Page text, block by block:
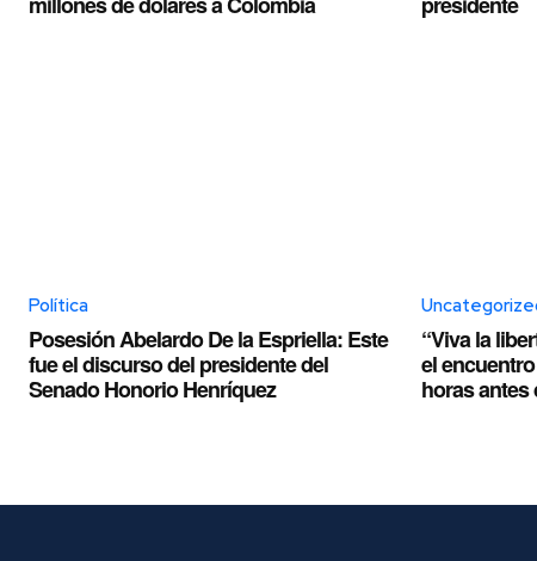
Política
Posesión Abelardo De la Espriella: Este
fue el discurso del presidente del
Senado Honorio Henríquez
“Viva la
el
horas antes